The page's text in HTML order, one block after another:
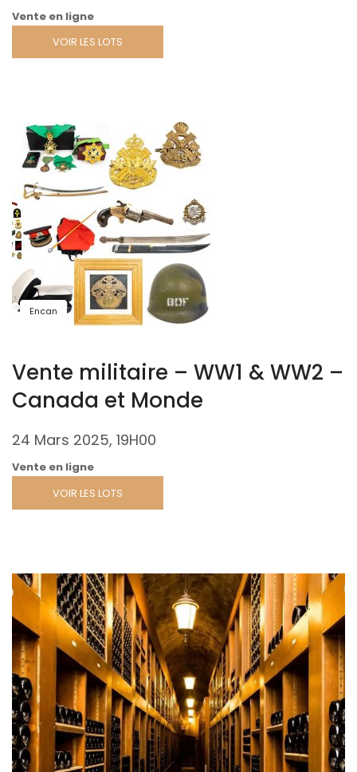
Vente en ligne
VOIR LES LOTS
Encan
Vente militaire – WW1 & WW2 –
Canada et Monde
24 Mars 2025, 19H00
Vente en ligne
VOIR LES LOTS